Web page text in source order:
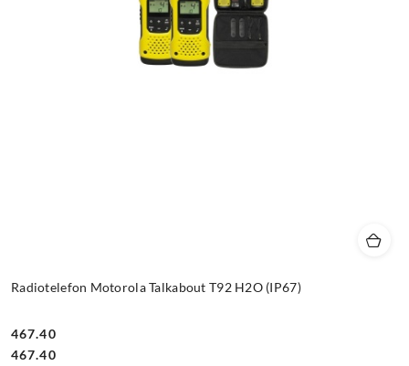
Radiotelefon Motorola Talkabout T92 H2O (IP67)
Cena:
467.40
Cena:
467.40